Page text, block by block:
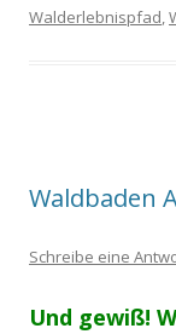
Walderlebnispfad,
Waldbaden
Schreibe eine
Und gewiß!